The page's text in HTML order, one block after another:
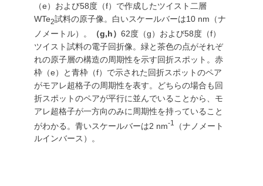
（e）および58度（f）で作成したツイスト二層
WTe2試料の原子像。白いスケールバーは10 nm（ナ
ノメートル）。
（g,h）62度（g）および58度（f）
ツイスト試料の電子回折像。緑と茶色の点がそれぞ
れの原子層の構造の周期性を示す回折スポット。赤
枠（e）と青枠（f）で示された回折スポットのペア
がモアレ超格子の周期性を表す。どちらの場合も回
折スポットのペアが平行に並んでいることから、モ
アレ超格子が一方向のみに周期性を持っていること
がわかる。青いスケールバーは2 nm-1
（ナノメート
ルインバース）。